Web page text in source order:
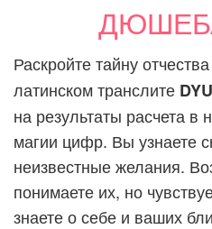
Раскройте тайну отчества
латинском транслите
на результаты расчета в
магии цифр. Вы узнаете
неизвестные желания.
понимаете их, но
знаете о себе и ваших